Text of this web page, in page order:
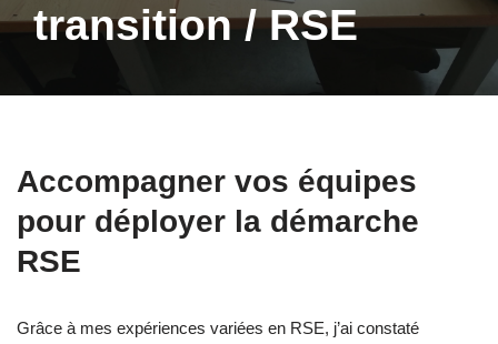
transition / RSE
Accompagner vos équipes
pour déployer la démarche
RSE
Grâce à mes expériences variées en RSE, j’ai constaté